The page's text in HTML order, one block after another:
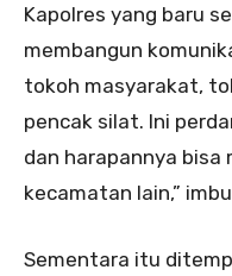
Kapolres yang baru
membangun
tokoh masyarakat,
pencak silat. Ini
dan harapannya bisa
kecamatan lain,”
Sementara itu